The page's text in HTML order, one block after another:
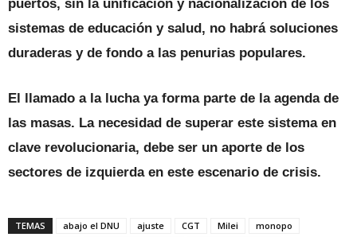
puertos, sin la unificación y nacionalización de los
sistemas de educación y salud, no habrá soluciones
duraderas y de fondo a las penurias populares.
El llamado a la lucha ya forma parte de la agenda de
las masas. La necesidad de superar este sistema en
clave revolucionaria, debe ser un aporte de los
sectores de izquierda en este escenario de crisis.
TEMAS abajo el DNU ajuste CGT Milei
monopo